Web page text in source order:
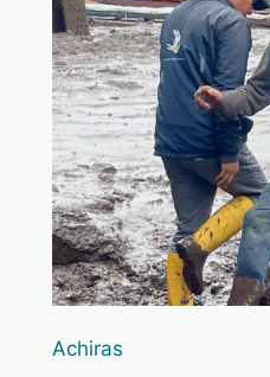
Achiras